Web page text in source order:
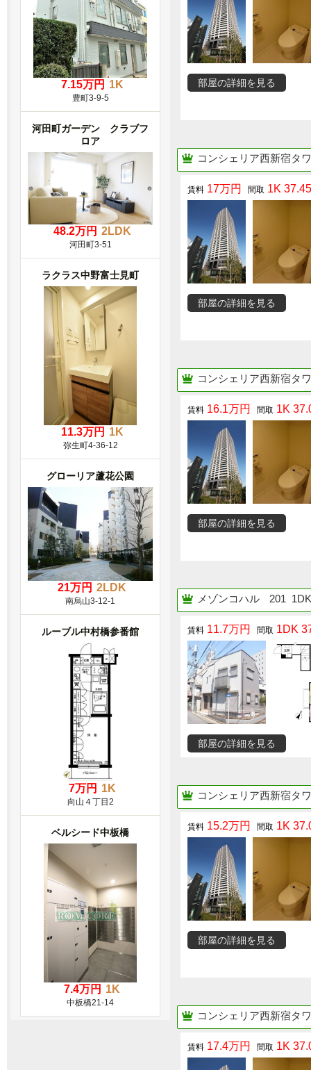
部屋の詳細を見る
コンシェリア西新宿タ
17万円 1K
部屋の詳細を見る
コンシェリア西新宿タ
16.1万円 1K
部屋の詳細を見る
メゾンコハル 201
11.7万円 1DK
部屋の詳細を見る
コンシェリア西新宿タ
15.2万円 1K
部屋の詳細を見る
コンシェリア西新宿タ
17.4万円 1K
7.15万円 1K
豊町3-9-5
河田町ガーデン クラブフ
ロア
48.2万円 2LDK
河田町3-51
ラクラス中野富士見町
11.3万円 1K
弥生町4-36-12
グローリア蘆花公園
21万円 2LDK
南烏山3-12-1
ルーブル中村橋参番館
7万円 1K
向山４丁目2
ベルシード中板橋
7.4万円 1K
中板橋21-14